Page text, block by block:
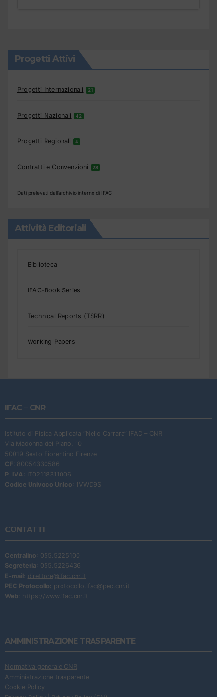
Progetti Attivi
Progetti Internazionali 21
Progetti Nazionali 42
Progetti Regionali 4
Contratti e Convenzioni 28
Dati prelevati dall’archivio interno di IFAC
Attività Editoriali
Biblioteca
IFAC-Book Series
Technical Reports (TSRR)
Working Papers
IFAC – CNR
Istituto di Fisica Applicata “Nello Carrara” IFAC – CNR
Via Madonna del Piano, 10
50019 Sesto Fiorentino Firenze
CF: 80054330586
P. IVA: IT02118311006
Codice Univoco Unico: 1VWD9S
CONTATTI
Centralino: 055.5225100
Segreteria: 055.5226436
E-mail: direttore@ifac.cnr.it
PEC Protocollo: protocollo.ifac@pec.cnr.it
Web: https://www.ifac.cnr.it
AMMINISTRAZIONE TRASPARENTE
Normativa generale CNR
Amministrazione trasparente
Cookie Policy